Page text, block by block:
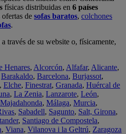
físicas distribuidas en 6 países
de sofas baratos, colchones
.
través de su website o, físicamente,
Henares, Alcorcón, Alfafar, Alicante,
Barakaldo, Barcelona, Burjassot,
, Elche, Finestrat, Granada, Huércal de
, La Zenia, Lanzarote, León,
Majadahonda, Málaga, Murcia,
, Sabadell, Sagunto, Salt, Girona,
, Santiago de Compostela,
, Viana, Vilanova i la Geltrú, Zaragoza